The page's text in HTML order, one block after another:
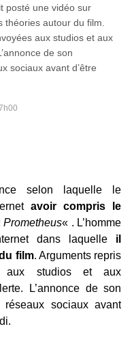
posté une vidéo sur
théories autour du film.
aux studios et aux
de son
sociaux avant d’être
selon laquelle le
avoir compris le
Prometheus« . L’homme
dans laquelle il
film. Arguments repris
aux studios et aux
L’annonce de son
sociaux avant